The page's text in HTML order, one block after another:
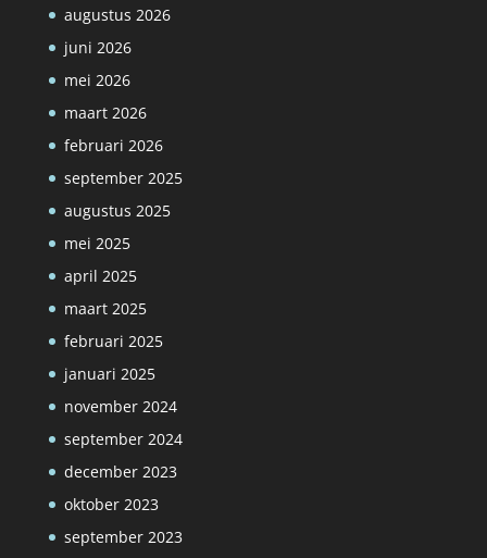
augustus 2026
juni 2026
mei 2026
maart 2026
februari 2026
september 2025
augustus 2025
mei 2025
april 2025
maart 2025
februari 2025
januari 2025
november 2024
september 2024
december 2023
oktober 2023
september 2023